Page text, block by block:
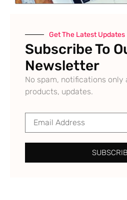
Get The Latest Updates
Subscribe To
Newsletter
No spam, notifications only
products, updates.